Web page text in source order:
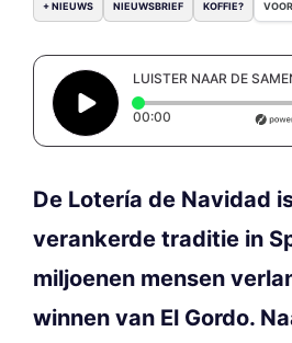
+ NIEUWS NIEUWSBRIEF KOFFIE?
LUISTER NAAR DE
00:00 Elapsed time: 0
De Lotería de Navidad
verankerde traditie in
miljoenen mensen
winnen van El Gordo.